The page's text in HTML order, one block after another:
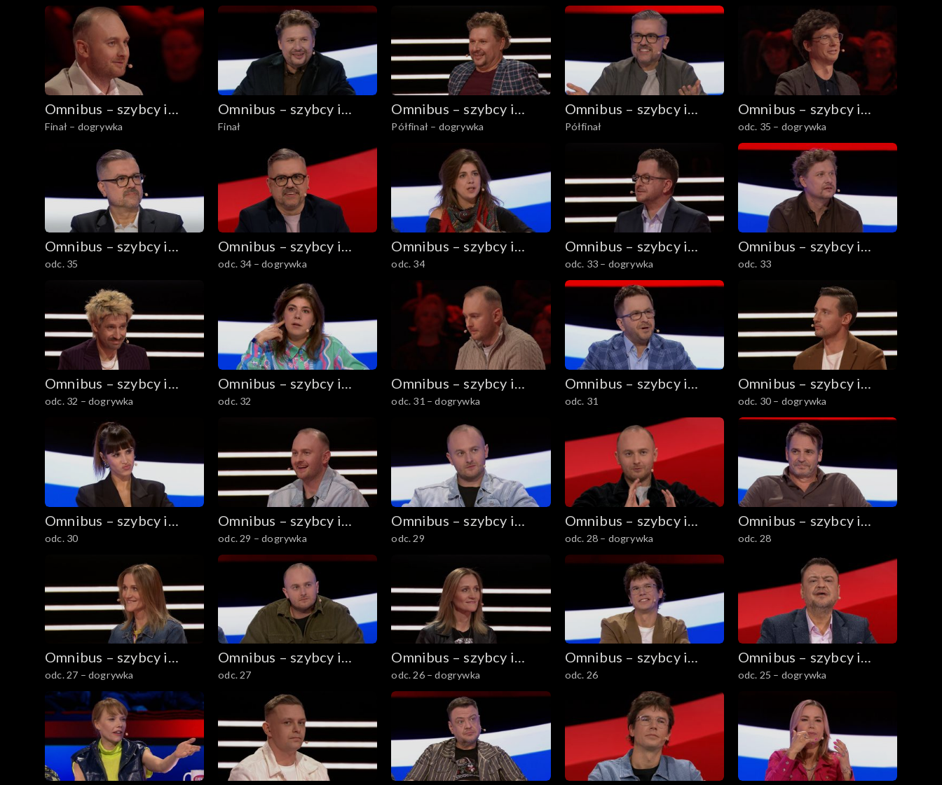
Odcinki
Omnibus – szybcy i
mądrzy
Finał – dogrywka
Omnibus – szybcy i
mądrzy
Finał
Omnibus – szybcy i
mądrzy
Półfinał – dogrywka
Omnibus – szybcy i
mądrzy
Półfinał
Omnibus – szybcy i
mądrzy
odc. 35 – dogrywka
Omnibus – szybcy i
mądrzy
odc. 35
Omnibus – szybcy i
mądrzy
odc. 34 – dogrywka
Omnibus – szybcy i
mądrzy
odc. 34
Omnibus – szybcy i
mądrzy
odc. 33 – dogrywka
Omnibus – szybcy i
mądrzy
odc. 33
Omnibus – szybcy i
mądrzy
odc. 32 – dogrywka
Omnibus – szybcy i
mądrzy
odc. 32
Omnibus – szybcy i
mądrzy
odc. 31 – dogrywka
Omnibus – szybcy i
mądrzy
odc. 31
Omnibus – szybcy i
mądrzy
odc. 30 – dogrywka
Omnibus – szybcy i
mądrzy
odc. 30
Omnibus – szybcy i
mądrzy
odc. 29 – dogrywka
Omnibus – szybcy i
mądrzy
odc. 29
Omnibus – szybcy i
mądrzy
odc. 28 – dogrywka
Omnibus – szybcy i
mądrzy
odc. 28
Omnibus – szybcy i
mądrzy
odc. 27 – dogrywka
Omnibus – szybcy i
mądrzy
odc. 27
Omnibus – szybcy i
mądrzy
odc. 26 – dogrywka
Omnibus – szybcy i
mądrzy
odc. 26
Omnibus – szybcy i
mądrzy
odc. 25 – dogrywka